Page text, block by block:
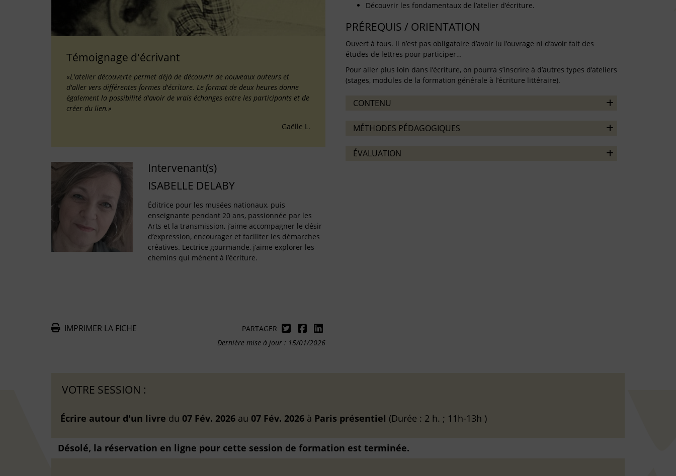
Témoignage d'écrivant
«L'atelier découverte permet déjà de découvrir de nouveaux auteurs et
d'aller vers différentes formes d'écriture. Le format de deux heures donne
également la possibilité d'avoir de vrais échanges entre les participants et de
créer du lien.»
Gaëlle L.
Intervenant(s)
ISABELLE DELABY
Éditrice pour les musées nationaux, puis
enseignante pendant 20 ans, passionnée par les
Arts et la transmission, j’aime accompagner le désir
d’expression, encourager et faciliter les démarches
créatives. Lectrice gourmande, j’aime explorer les
chemins qui mènent à l’écriture.
IMPRIMER LA FICHE
PARTAGER
Dernière mise à jour : 15/01/2026
Découvrir les fondamentaux de l’atelier d’écriture.
PRÉREQUIS / ORIENTATION
Ouvert à tous. Il n’est pas obligatoire d’avoir lu l’ouvrage ni d’avoir fait des
études de lettres pour participer…
Pour aller plus loin dans l’écriture, on pourra s’inscrire à d’autres types d’ateliers
(stages, modules de la formation générale à l’écriture littéraire).
CONTENU
MÉTHODES PÉDAGOGIQUES
ÉVALUATION
VOTRE SESSION :
Écrire autour d'un livre du 07 Fév. 2026 au 07 Fév. 2026 à Paris présentiel (Durée : 2 h. ; 11h-13h )
Désolé, la réservation en ligne pour cette session de formation est terminée.